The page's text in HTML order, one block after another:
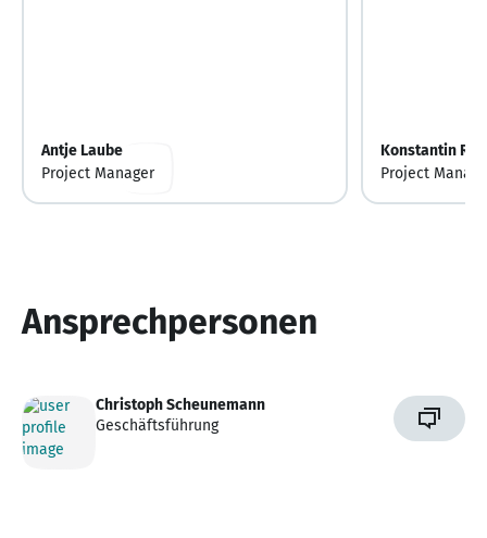
Antje Laube
Project Manager
Konstantin
Project
Ansprechpersonen
Christoph Scheunemann
Geschäftsführung